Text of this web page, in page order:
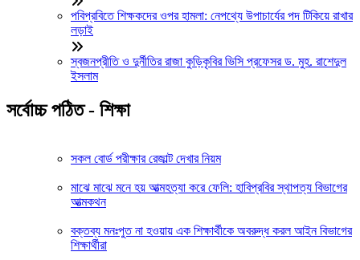
পবিপ্রবিতে শিক্ষকদের ওপর হামলা: নেপথ্যে উপাচার্যের পদ টিকিয়ে রাখার
লড়াই
স্বজনপ্রীতি ও দুর্নীতির রাজা কুড়িকৃবির ভিসি প্রফেসর ড. মুহ. রাশেদুল
ইসলাম
সর্বোচ্চ পঠিত - শিক্ষা
সকল বোর্ড পরীক্ষার রেজাল্ট দেখার নিয়ম
মাঝে মাঝে মনে হয় আত্মহত্যা করে ফেলি: হাবিপ্রবির স্থাপত্য বিভাগের
আত্মকথন
বক্তব্য মনঃপুত না হওয়ায় এক শিক্ষার্থীকে অবরুদ্ধ করল আইন বিভাগের
শিক্ষার্থীরা